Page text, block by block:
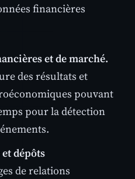
financières
et de marché.
des résultats et
pouvant
pour la détection
dépôts
de relations